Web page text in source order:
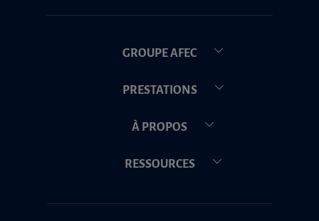
GROUPE AFEC
PRESTATIONS
À PROPOS
RESSOURCES